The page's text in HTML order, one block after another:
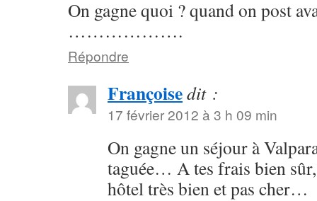
On gagne quoi ? quand on post
……………….
Répondre
Françoisedit :
17 février 2012 à 3 h 09 min
On gagne un séjour à
taguée… A tes frais bien sûr,
hôtel très bien et pas cher…